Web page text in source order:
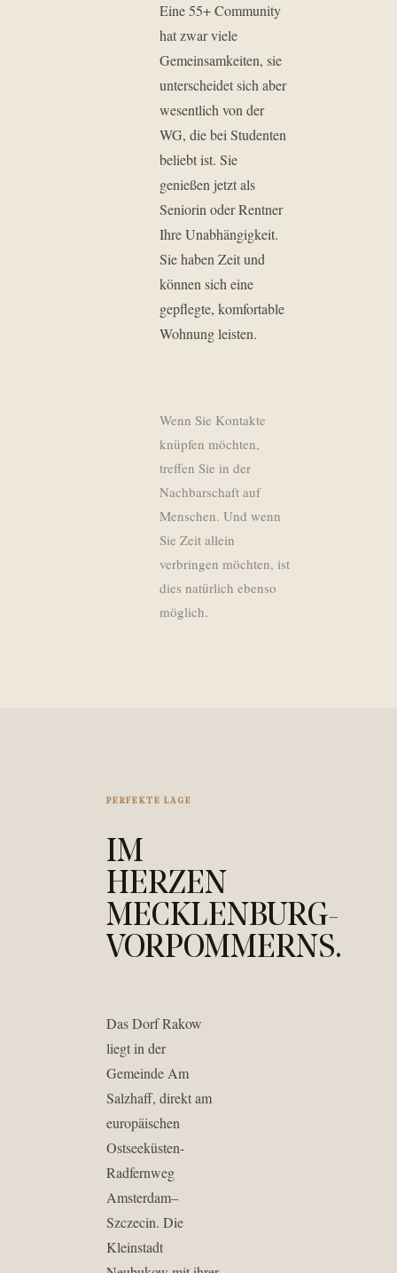
Eine 55+ Community
hat zwar viele
Gemeinsamkeiten, sie
unterscheidet sich aber
wesentlich von der
WG, die bei Studenten
beliebt ist. Sie
genießen jetzt als
Seniorin oder Rentner
Ihre Unabhängigkeit.
Sie haben Zeit und
können sich eine
gepflegte, komfortable
Wohnung leisten.
Wenn Sie Kontakte
knüpfen möchten,
treffen Sie in der
Nachbarschaft auf
Menschen. Und wenn
Sie Zeit allein
verbringen möchten, ist
dies natürlich ebenso
möglich.
PERFEKTE LAGE
IM
HERZEN
MECKLENBURG-
VORPOMMERNS.
Das Dorf Rakow
liegt in der
Gemeinde Am
Salzhaff, direkt am
europäischen
Ostseeküsten-
Radfernweg
Amsterdam–
Szczecin. Die
Kleinstadt